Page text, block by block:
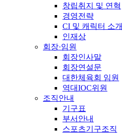
창립취지 및 연혁
경영전략
CI 및 캐릭터 소개
인재상
회장·임원
회장인사말
회장연설문
대한체육회 임원
역대IOC위원
조직안내
기구표
부서안내
스포츠기구조직